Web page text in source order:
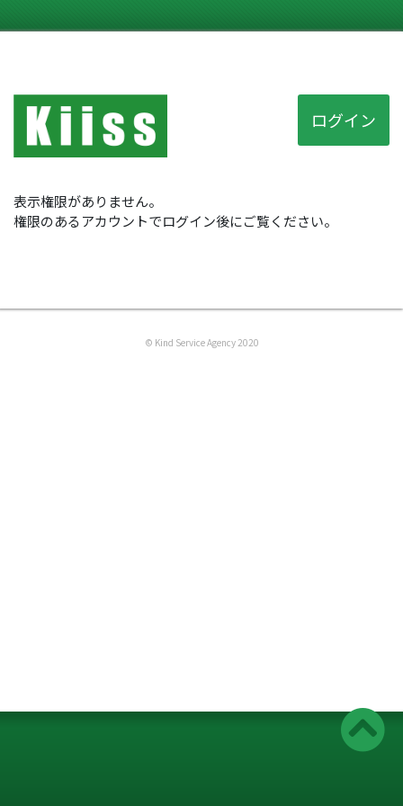
ログイン
表示権限がありません。
権限のあるアカウントでログイン後にご覧ください。
© Kind Service Agency 2020